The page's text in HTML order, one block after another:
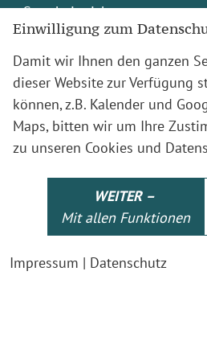
So arbeite ich
•So arbeite ich
•Kontakt & Termine
•Blog
• Glossar
Häufige F&A
Datenschutz
Einwilligung zum
Damit wir Ihnen den ganzen
dieser Website zur Verfügung
können, z.B. Kalender und
Maps, bitten wir um Ihre
zu unseren Cookies und
WEITER –
Mit allen Funktionen
Impressum | Datenschutz